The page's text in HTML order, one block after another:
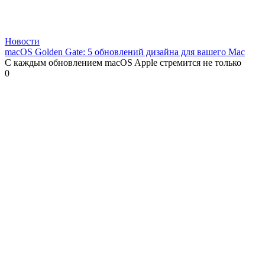
Новости
macOS Golden Gate: 5 обновлений дизайна для вашего Mac
С каждым обновлением macOS Apple стремится не только
0